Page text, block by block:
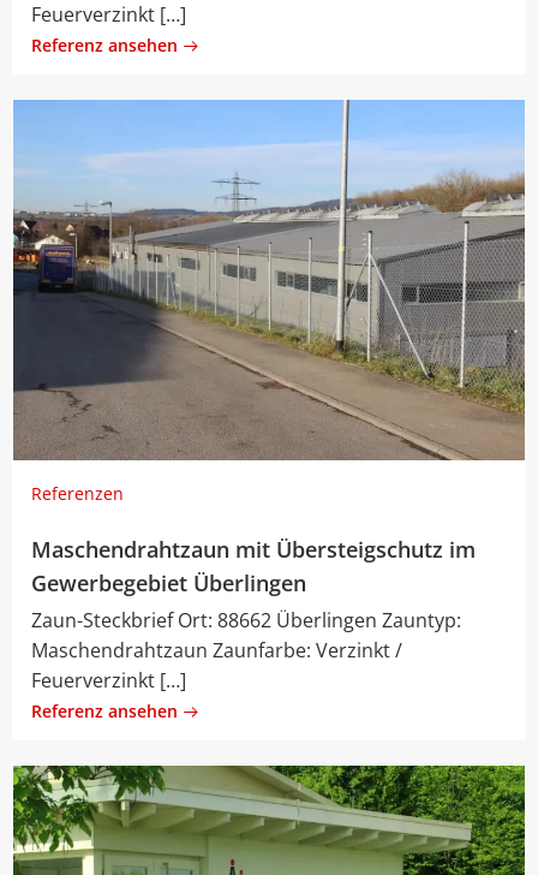
Feuerverzinkt […]
Referenz ansehen
Referenzen
Maschendrahtzaun mit Übersteigschutz im
Gewerbegebiet Überlingen
Zaun-Steckbrief Ort: 88662 Überlingen Zauntyp:
Maschendrahtzaun Zaunfarbe: Verzinkt /
Feuerverzinkt […]
Referenz ansehen